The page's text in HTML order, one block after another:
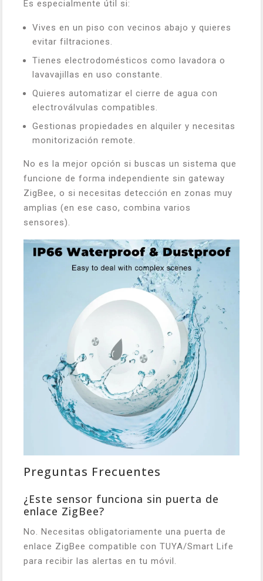
Es especialmente útil si:
Vives en un piso con vecinos abajo y quieres
evitar filtraciones.
Tienes electrodomésticos como lavadora o
lavavajillas en uso constante.
Quieres automatizar el cierre de agua con
electroválvulas compatibles.
Gestionas propiedades en alquiler y necesitas
monitorización remote.
No es la mejor opción si buscas un sistema que
funcione de forma independiente sin gateway
ZigBee, o si necesitas detección en zonas muy
amplias (en ese caso, combina varios
sensores).
Preguntas Frecuentes
¿Este sensor funciona sin puerta de
enlace ZigBee?
No. Necesitas obligatoriamente una puerta de
enlace ZigBee compatible con TUYA/Smart Life
para recibir las alertas en tu móvil.